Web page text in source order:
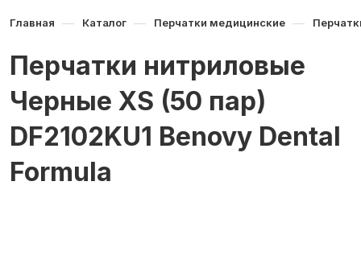
Главная — Каталог — Перчатки медицинские —
Перчатки нитриловые
Черные XS (50 пар)
DF2102KU1 Benovy Dental
Formula